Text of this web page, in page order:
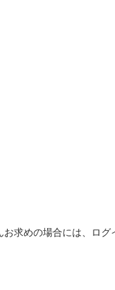
求めの場合には、ログ